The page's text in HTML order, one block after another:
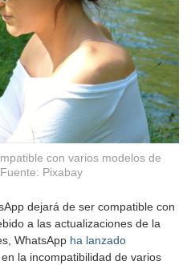
con varios modelos de
Pixabay
dejará de ser compatible con
a las actualizaciones de la
WhatsApp ha lanzado
la incompatibilidad de varios